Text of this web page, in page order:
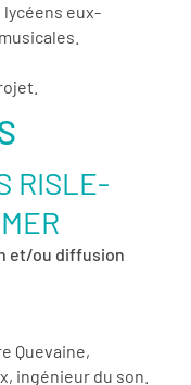
eux-
RISLE-
et/ou diffusion
Quevaine,
ingénieur du son.